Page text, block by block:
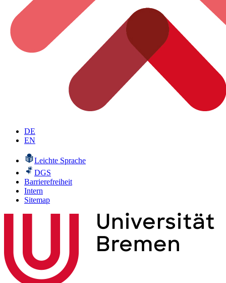
DE
EN
Leichte Sprache
DGS
Barrierefreiheit
Intern
Sitemap